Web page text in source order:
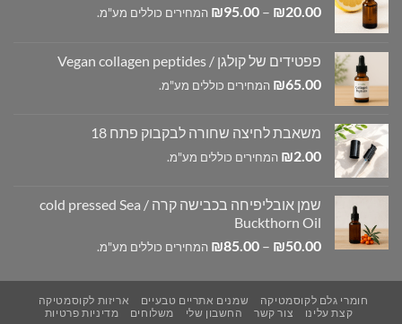
₪20.00
–
₪95.00
טווח
עד
המחירים כוללים מע"מ.
פפטידים של קולגן / Vegan collagen peptides
₪65.00 המחירים כוללים מע"מ.
משאבת לחיצה שחורה לבקבוק פתח 18
₪2.00 המחירים כוללים מע"מ.
שמן אובליפיחה בכבישה קרה / cold pressed Sea
Buckthorn Oil
₪50.00
–
₪85.00
טווח
עד
המחירים כוללים מע"מ.
חומרי גלם לקוסמטיקה שמנים אתריים טבעיים
אריזות לקוסמטיקה
קצת עלינו
צור קשר החשבון שלי משלוחים מדיניות פרטיות